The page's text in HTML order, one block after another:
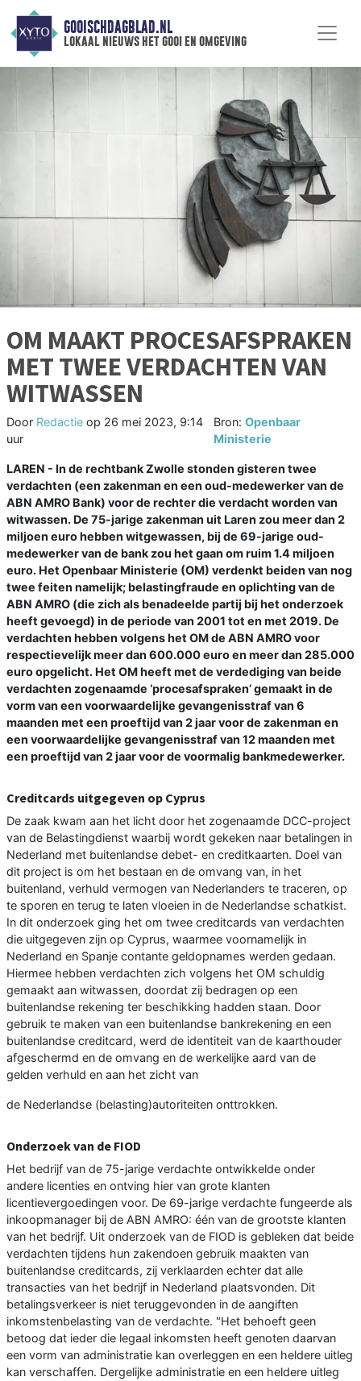
GOOISCHDAGBLAD.NL
lokaal nieuws het gooi en omgeving
OM MAAKT PROCESAFSPRAKEN
MET TWEE VERDACHTEN VAN
WITWASSEN
Door Redactie op 26 mei 2023, 9:14
uur
Bron:Openbaar
Ministerie
LAREN - In de rechtbank Zwolle stonden gisteren twee
verdachten (een zakenman en een oud-medewerker van de
ABN AMRO Bank) voor de rechter die verdacht worden van
witwassen. De 75-jarige zakenman uit Laren zou meer dan 2
miljoen euro hebben witgewassen, bij de 69-jarige oud-
medewerker van de bank zou het gaan om ruim 1.4 miljoen
euro. Het Openbaar Ministerie (OM) verdenkt beiden van nog
twee feiten namelijk; belastingfraude en oplichting van de
ABN AMRO (die zich als benadeelde partij bij het onderzoek
heeft gevoegd) in de periode van 2001 tot en met 2019. De
verdachten hebben volgens het OM de ABN AMRO voor
respectievelijk meer dan 600.000 euro en meer dan 285.000
euro opgelicht. Het OM heeft met de verdediging van beide
verdachten zogenaamde ‘procesafspraken’ gemaakt in de
vorm van een voorwaardelijke gevangenisstraf van 6
maanden met een proeftijd van 2 jaar voor de zakenman en
een voorwaardelijke gevangenisstraf van 12 maanden met
een proeftijd van 2 jaar voor de voormalig bankmedewerker.
Creditcards uitgegeven op Cyprus
De zaak kwam aan het licht door het zogenaamde DCC-project
van de Belastingdienst waarbij wordt gekeken naar betalingen in
Nederland met buitenlandse debet- en creditkaarten. Doel van
dit project is om het bestaan en de omvang van, in het
buitenland, verhuld vermogen van Nederlanders te traceren, op
te sporen en terug te laten vloeien in de Nederlandse schatkist.
In dit onderzoek ging het om twee creditcards van verdachten
die uitgegeven zijn op Cyprus, waarmee voornamelijk in
Nederland en Spanje contante geldopnames werden gedaan.
Hiermee hebben verdachten zich volgens het OM schuldig
gemaakt aan witwassen, doordat zij bedragen op een
buitenlandse rekening ter beschikking hadden staan. Door
gebruik te maken van een buitenlandse bankrekening en een
buitenlandse creditcard, werd de identiteit van de kaarthouder
afgeschermd en de omvang en de werkelijke aard van de
gelden verhuld en aan het zicht van
de Nederlandse (belasting)autoriteiten onttrokken.
Onderzoek van de FIOD
Het bedrijf van de 75-jarige verdachte ontwikkelde onder
andere licenties en ontving hier van grote klanten
licentievergoedingen voor. De 69-jarige verdachte fungeerde als
inkoopmanager bij de ABN AMRO: één van de grootste klanten
van het bedrijf. Uit onderzoek van de FIOD is gebleken dat beide
verdachten tijdens hun zakendoen gebruik maakten van
buitenlandse creditcards, zij verklaarden echter dat alle
transacties van het bedrijf in Nederland plaatsvonden. Dit
betalingsverkeer is niet teruggevonden in de aangiften
inkomstenbelasting van de verdachte. "Het behoeft geen
betoog dat ieder die legaal inkomsten heeft genoten daarvan
een vorm van administratie kan overleggen en een heldere uitleg
kan verschaffen. Dergelijke administratie en een heldere uitleg